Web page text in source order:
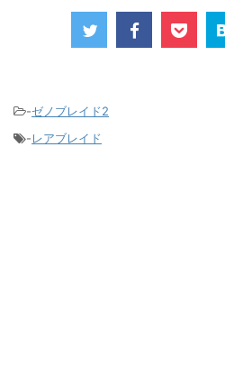
-ゼノブレイド2
-レアブレイド